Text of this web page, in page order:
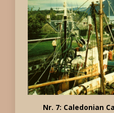
Nr. 7: Caledonian